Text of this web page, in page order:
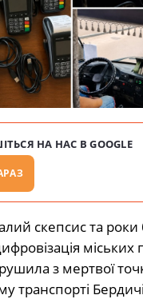
НА НАС В GOOGLE
скепсис та роки
з мертвої
транспорті